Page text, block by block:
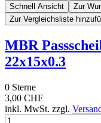
Schnell Ansicht
Zur
Zur Vergleichsliste
MBR
22x15x0.3
0 Sterne
3,00 CHF
inkl. MwSt. zzgl.